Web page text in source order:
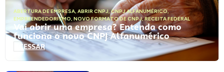
ABERTURA DE EMPRESA, ABRIR CNPJ,CNPJ ALFANUMÉRICO,
EMPREENDEDORISMO, NOVO FORMATO DE CNPJ,RECEITA FEDERAL
Vai abrir uma empresa? Entenda como
funciona o novo CNPJ Alfanumérico
ACESSAR